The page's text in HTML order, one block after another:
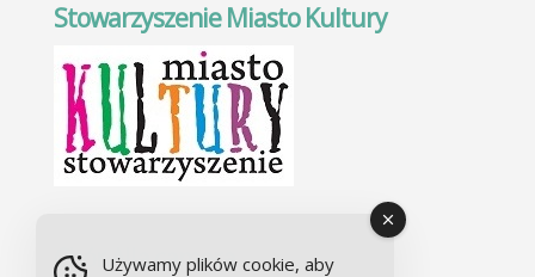
Stowarzyszenie Miasto Kultury
Chór Alla camera
Używamy plików cookie, aby